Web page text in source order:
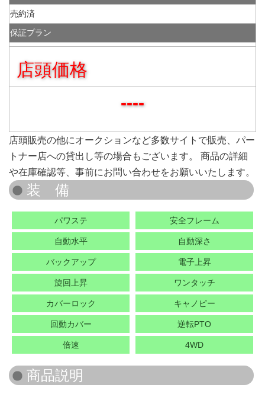
売約済
保証プラン
店頭価格
----
店頭販売の他にオークションなど多数サイトで販売、パー
トナー店への貸出し等の場合もございます。 商品の詳細
や在庫確認等、事前にお問い合わせをお願いいたします。
パワステ 安全フレーム
自動水平 自動深さ
バックアップ 電子上昇
旋回上昇 ワンタッチ
カバーロック キャノピー
回動カバー 逆転PTO
倍速 4WD